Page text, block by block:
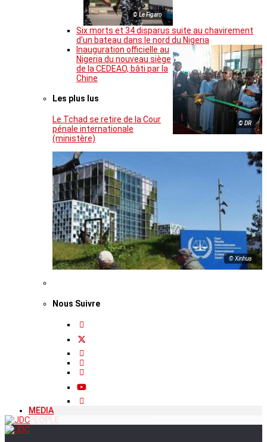
© Le Figaro
Six morts et 34 disparus suite au chavirement
d’un bateau dans le nord du Nigeria
© DR
Inauguration officielle au
Nigeria du nouveau siège
de la CEDEAO, bâti par la
Chine
Les plus lus
Le Tchad se retire de la Cour
pénale internationale
(ministère)
© Xinhua
Nous Suivre
MEDIA
PEOPLE